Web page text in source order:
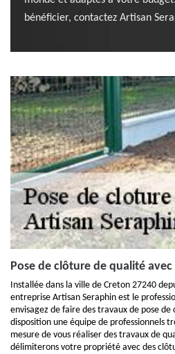
bénéficier, contactez Artisan
Pose de clôture de qualité
Installée dans la ville de Creton 27240
entreprise Artisan Seraphin est le
envisagez de faire des travaux de pose
disposition une équipe de professionnels
mesure de vous réaliser des travaux de
délimiterons votre propriété avec des